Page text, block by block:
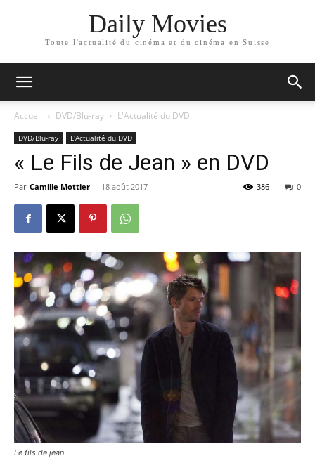
Daily Movies
Toute l'actualité du cinéma et du cinéma en Suisse
Accueil DVD/Blu-ray L'Actualité du DVD
DVD/Blu-ray L'Actualité du DVD
« Le Fils de Jean » en DVD
Par Camille Mottier - 18 août 2017 0
386
Le fils de jean